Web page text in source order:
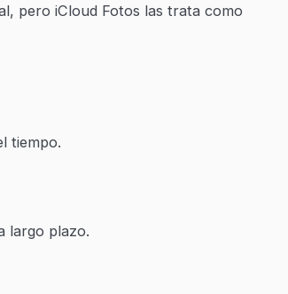
pero iCloud Fotos las trata como
tiempo.
largo plazo.